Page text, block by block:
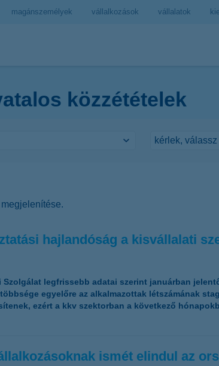
magánszemélyek vállalkozások vállalatok
közzétételek
hajlandóság a kisvállalati
Szolgálat legfrissebb adatai szerint januárban
egyelőre az alkalmazottak létszámának
ezért a kkv szektorban a következő
ismét elindul az